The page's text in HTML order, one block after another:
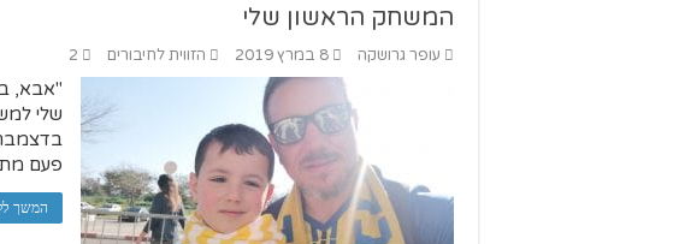
המשחק הראשון שלי
עופר גרושקה 8 במרץ 2019 הזווית לחיבורים 2
"אבא,
שלי
פעם
המשך